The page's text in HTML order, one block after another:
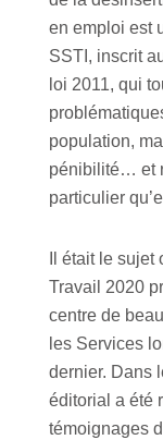
en emploi est
SSTI, inscrit
loi 2011, qui
population,
pénibilité… et
particulier
Il était le
Travail 2020
centre de
les Services
dernier. Dans
éditorial a été
témoignages